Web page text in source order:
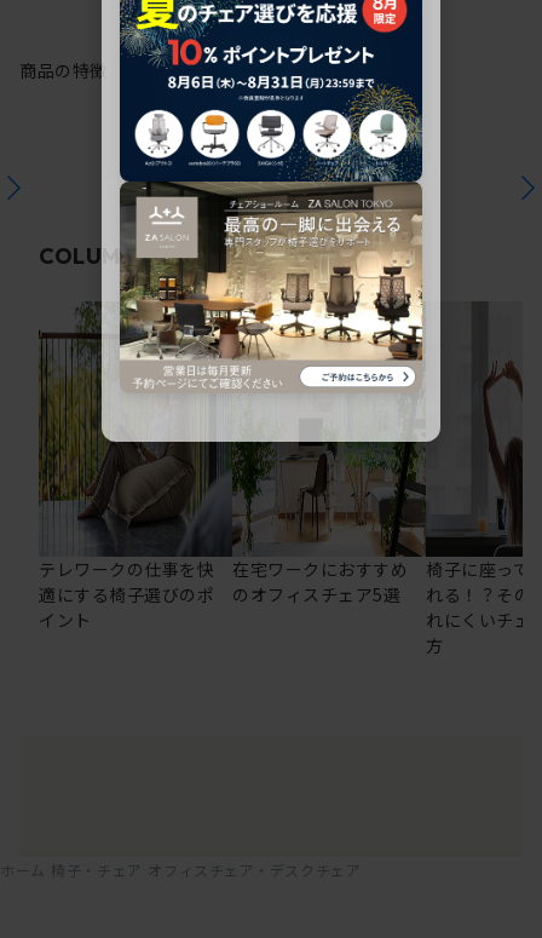
商品の特徴
COLUMN関連コラム
テレワークの仕事を快
適にする椅子選びのポ
イント
在宅ワークにおすすめ
のオフィスチェア5選
椅子に座って
れる！？その
れにくいチェ
方
ホーム 椅子・チェア オフィスチェア・デスクチェア